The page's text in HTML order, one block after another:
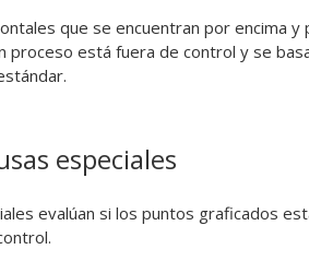
que se encuentran por encima y
proceso está fuera de control y se
especiales
evalúan si los puntos graficados